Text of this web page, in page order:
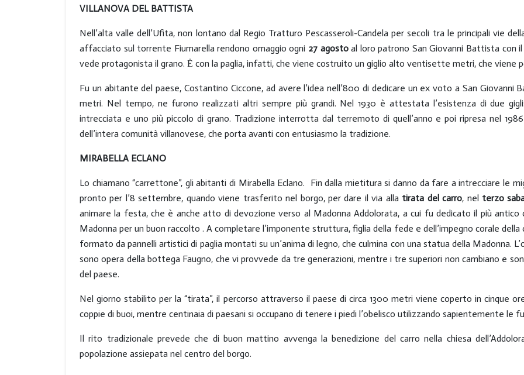
VILLANOVA DEL BATTISTA
Nell’alta valle dell’Ufita, non lontano dal Regio Tratturo Pescasseroli-Candela per secoli tra le principali vie
affacciato sul torrente Fiumarella rendono omaggio ogni 27 agostoal loro patrono San Giovanni Battista con il
vede protagonista il grano. Ė con la paglia, infatti, che viene costruito un giglio alto ventisette metri, che viene
Fu un abitante del paese, Costantino Ciccone, ad avere l’idea nell’800 di dedicare un ex voto a San
metri. Nel tempo, ne furono realizzati altri sempre più grandi. Nel 1930 è attestata l’esistenza di due
intrecciata e uno più piccolo di grano. Tradizione interrotta dal terremoto di quell’anno e poi ripresa nel
dell’intera comunità villanovese, che porta avanti con entusiasmo la tradizione.
MIRABELLA ECLANO
Lo chiamano “carrettone”, gli abitanti di Mirabella Eclano. Fin dalla mietitura si danno da fare a intrecciare le
pronto per l’8 settembre, quando viene trasferito nel borgo, per dare il via alla tirata del carro, nel terzo
animare la festa, che è anche atto di devozione verso al Madonna Addolorata, a cui fu dedicato il più
Madonna per un buon raccolto . A completare l’imponente struttura, figlia della fede e dell’impegno corale
formato da pannelli artistici di paglia montati su un’anima di legno, che culmina con una statua della Madonna.
sono opera della bottega Faugno, che vi provvede da tre generazioni, mentre i tre superiori non cambiano e
del paese.
Nel giorno stabilito per la “tirata”, il percorso attraverso il paese di circa 1300 metri viene coperto in cinque
coppie di buoi, mentre centinaia di paesani si occupano di tenere i piedi l’obelisco utilizzando sapientemente le
Il rito tradizionale prevede che di buon mattino avvenga la benedizione del carro nella chiesa
popolazione assiepata nel centro del borgo.